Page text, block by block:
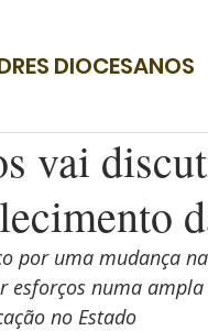
DIOCESANOS
vai
por uma mudança
esforços numa
no Estado